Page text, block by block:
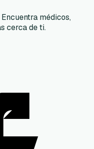
médicos,
cerca de ti.